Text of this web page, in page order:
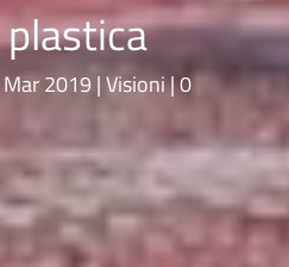
2019 Visioni 0